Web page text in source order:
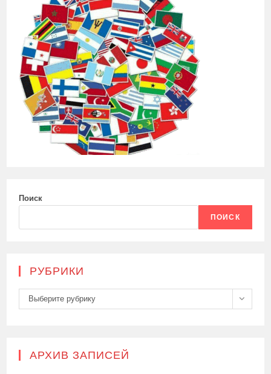
Поиск
ПОИСК
РУБРИКИ
Рубрики
Выберите рубрику
АРХИВ ЗАПИСЕЙ